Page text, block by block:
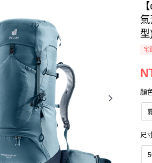
型
宅
顏
尺